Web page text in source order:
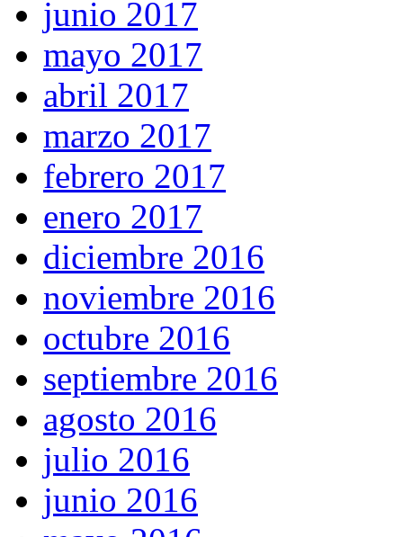
junio 2017
mayo 2017
abril 2017
marzo 2017
febrero 2017
enero 2017
diciembre 2016
noviembre 2016
octubre 2016
septiembre 2016
agosto 2016
julio 2016
junio 2016